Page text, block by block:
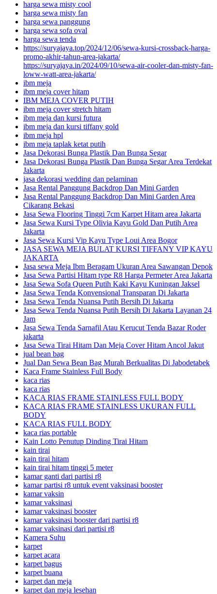
harga sewa misty cool
harga sewa misty fan
harga sewa panggung
harga sewa sofa oval
harga sewa tenda
https://suryajaya.top/2024/12/06/sewa-kursi-crossback-harga-
promo-akhir-tahun-area-jakarta/
https://suryajaya.in/2024/09/10/sewa-air-cooler-dan-misty-fan-
loww-watt-area-jakarta/
ibm meja
ibm meja cover hitam
IBM MEJA COVER PUTIH
ibm meja cover stretch hitam
ibm meja dan kursi futura
ibm meja dan kursi tiffany gold
ibm meja hpl
ibm meja taplak ketat putih
Jasa Dekorasi Bunga Plastik Dan Bunga Segar
Jasa Dekorasi Bunga Plastik Dan Bunga Segar Area Terdekat
Jakarta
jasa dekorasi wedding dan pelaminan
Jasa Rental Panggung Backdrop Dan Mini Garden
Jasa Rental Panggung Backdrop Dan Mini Garden Area
Cikarang Bekasi
Jasa Sewa Flooring Tinggi 7cm Karpet Hitam area Jakarta
Jasa Sewa Kursi Type Olivia Kayu Gold Dan Putih Area
Jakarta
Jasa Sewa Kursi Vip Kayu Type Loui Area Bogor
JASA SEWA MEJA BULAT KURSI TIFFANY VIP KAYU
JAKARTA
Jasa sewa Meja Ibm Beragam Ukuran Area Sawangan Depok
Jasa Sewa Partisi Hitam type R8 Harga Permeter Area Jakarta
Jasa Sewa Sofa Queen Putih Kaki Kayu Kuningan Jaksel
Jasa Sewa Tenda Konvensional Transparan Di Jakarta
Jasa Sewa Tenda Nuansa Putih Bersih Di Jakarta
Jasa Sewa Tenda Nuansa Putih Bersih Di Jakarta Layanan 24
Jam
Jasa Sewa Tenda Sarnafil Atau Kerucut Tenda Bazar Roder
jakarta
Jasa Sewa Tirai Hitam Dan Meja Cover Hitam Ancol Jakut
jual bean bag
Jual Dan Sewa Bean Bag Murah Berkualitas Di Jabodetabek
Kaca Frame Stainless Full Body
kaca rias
kaca rias
KACA RIAS FRAME STAINLESS FULL BODY
KACA RIAS FRAME STAINLESS UKURAN FULL
BODY
KACA RIAS FULL BODY
kaca rias portable
Kain Lotto Penutup Dinding Tirai Hitam
kain tirai
kain tirai hitam
kain tirai hitam tinggi 5 meter
kamar ganti dari partisi r8
kamar partisi r8 untuk event vaksinasi booster
kamar vaksin
kamar vaksinasi
kamar vaksinasi booster
kamar vaksinasi booster dari partisi r8
kamar vaksinasi dari partisi r8
Kamera Suhu
karpet
karpet acara
karpet bagus
karpet buana
karpet dan meja
karpet dan meja lesehan